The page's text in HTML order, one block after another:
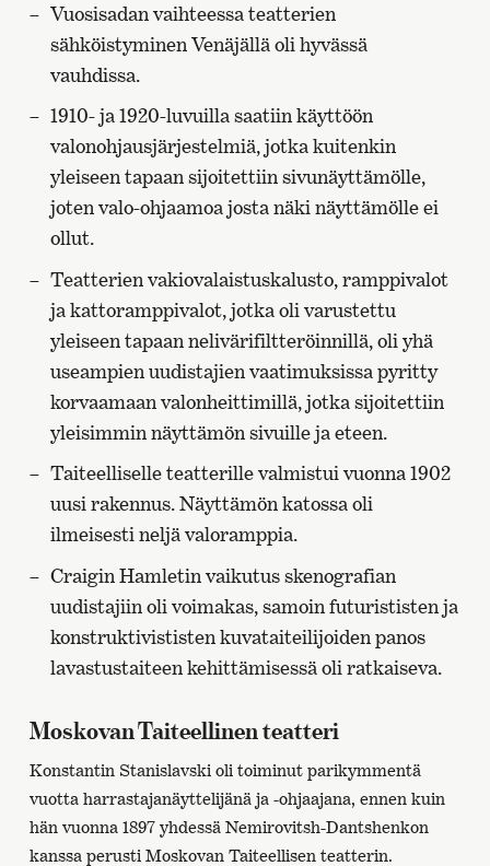
Vuosisadan vaihteessa teatterien
sähköistyminen Venäjällä oli hyvässä
vauhdissa.
1910- ja 1920-luvuilla saatiin käyttöön
valonohjausjärjestelmiä, jotka kuitenkin
yleiseen tapaan sijoitettiin sivunäyttämölle,
joten valo-ohjaamoa josta näki näyttämölle ei
ollut.
Teatterien vakiovalaistuskalusto, ramppivalot
ja kattoramppivalot, jotka oli varustettu
yleiseen tapaan nelivärifiltteröinnillä, oli yhä
useampien uudistajien vaatimuksissa pyritty
korvaamaan valonheittimillä, jotka sijoitettiin
yleisimmin näyttämön sivuille ja eteen.
Taiteelliselle teatterille valmistui vuonna 1902
uusi rakennus. Näyttämön katossa oli
ilmeisesti neljä valoramppia.
Craigin Hamletin vaikutus skenografian
uudistajiin oli voimakas, samoin futurististen ja
konstruktivististen kuvataiteilijoiden panos
lavastustaiteen kehittämisessä oli ratkaiseva.
Moskovan Taiteellinen teatteri
Konstantin Stanislavski oli toiminut parikymmentä
vuotta harrastajanäyttelijänä ja -ohjaajana, ennen kuin
hän vuonna 1897 yhdessä Nemirovitsh-Dantshenkon
kanssa perusti Moskovan Taiteellisen teatterin.